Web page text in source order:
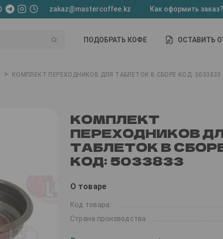
zakaz@mastercoffee.kz Как оформить заказ?
ПОДОБРАТЬ КОФЕ ОСТАВИТЬ
> КОМПЛЕКТ ПЕРЕХОДНИКОВ ДЛЯ ТАБЛЕТОК В СБОРЕ КОД: 5033833
КОМПЛЕКТ
ПЕРЕХОДНИКОВ
ТАБЛЕТОК В
КОД: 5033833
О товаре
Код товара:
Страна производства